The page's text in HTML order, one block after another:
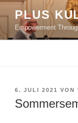
PLUS
Empowerment
6. JULI 2021 VON